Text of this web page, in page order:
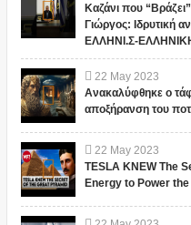
Καζάνι που
Γιώργος: Ιδρυτική
ΕΛΛΗΝΙ.Σ-
22 May 2023
Ανακαλύφθηκε ο
αποξήρανση του
22 May 2023
TESLA KNEW The
Energy to Power the